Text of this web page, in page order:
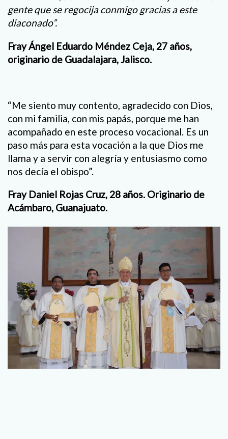
gente que se regocija conmigo gracias a este
diaconado”.
Fray Ángel Eduardo Méndez Ceja, 27 años,
originario de Guadalajara, Jalisco.
“Me siento muy contento, agradecido con Dios,
con mi familia, con mis papás, porque me han
acompañado en este proceso vocacional. Es un
paso más para esta vocación a la que Dios me
llama y a servir con alegría y entusiasmo como
nos decía el obispo”.
Fray Daniel Rojas Cruz, 28 años. Originario de
Acámbaro, Guanajuato.